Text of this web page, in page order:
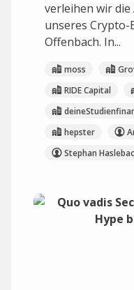
verleihen wir die
unseres Crypto-
Offenbach. In...
moss
RIDE Capital
hepster
Stephan